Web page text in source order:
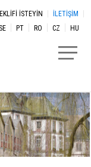
ISTEYIN
İLETIŞIM
SE PT RO CZ HU